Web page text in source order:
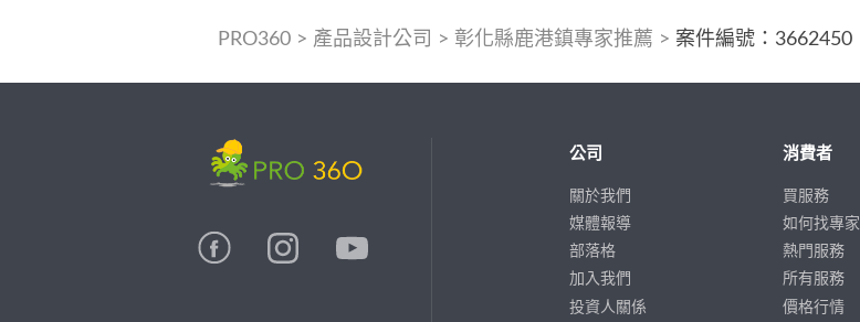
PRO360> 產品設計公司 > 彰化縣鹿港鎮專家推薦 > 案件編號：3662450
公司
關於我們
媒體報導
部落格
加入我們
投資人關係
消費者
買服務
如何找專家
熱門服務
所有服務
價格行情